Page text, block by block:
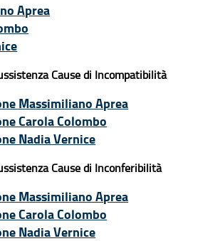
Aprea
Cause di Incompatibilità
Massimiliano Aprea
Carola Colombo
Nadia Vernice
Cause di Inconferibilità
Massimiliano Aprea
Carola Colombo
Nadia Vernice